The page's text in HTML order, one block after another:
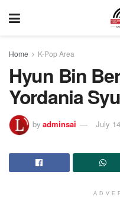
Home K-Pop Area
Hyun Bin
Yordania
by adminsai July